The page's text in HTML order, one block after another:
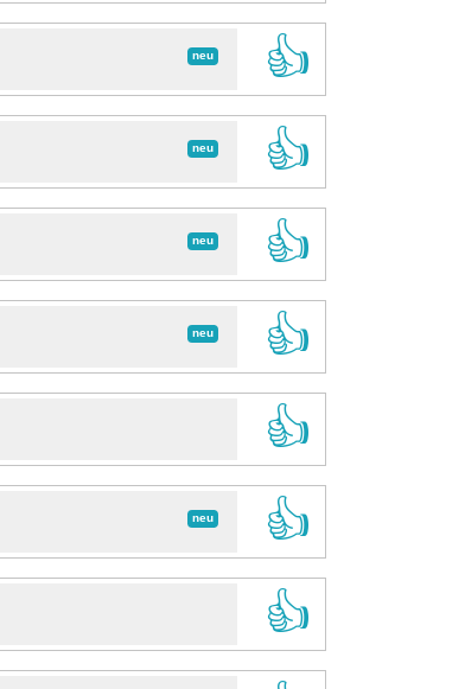
neu
👍
neu
👍
neu
👍
neu
👍
👍
neu
👍
👍